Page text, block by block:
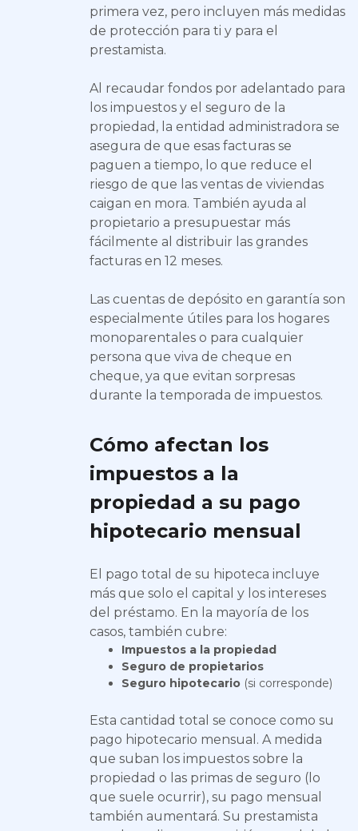
primera vez, pero incluyen más medidas
de protección para ti y para el
prestamista.
Al recaudar fondos por adelantado para
los impuestos y el seguro de la
propiedad, la entidad administradora se
asegura de que esas facturas se
paguen a tiempo, lo que reduce el
riesgo de que las ventas de viviendas
caigan en mora. También ayuda al
propietario a presupuestar más
fácilmente al distribuir las grandes
facturas en 12 meses.
Las cuentas de depósito en garantía son
especialmente útiles para los hogares
monoparentales o para cualquier
persona que viva de cheque en
cheque, ya que evitan sorpresas
durante la temporada de impuestos.
Cómo afectan los
impuestos a la
propiedad a su pago
hipotecario mensual
El pago total de su hipoteca incluye
más que solo el capital y los intereses
del préstamo. En la mayoría de los
casos, también cubre:
Impuestos a la propiedad
Seguro de propietarios
Seguro hipotecario (si corresponde)
Esta cantidad total se conoce como su
pago hipotecario mensual. A medida
que suban los impuestos sobre la
propiedad o las primas de seguro (lo
que suele ocurrir), su pago mensual
también aumentará. Su prestamista